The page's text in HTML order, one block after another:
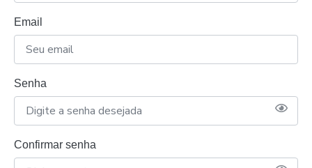
Email
Senha
Confirmar senha